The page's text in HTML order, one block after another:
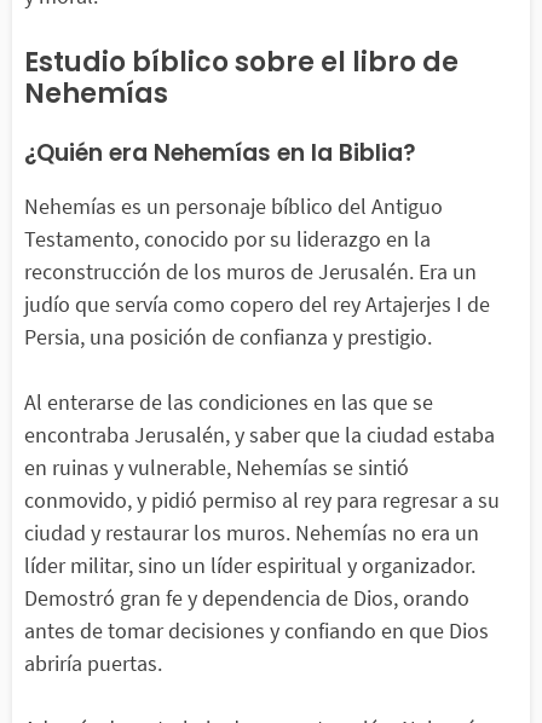
Estudio bíblico sobre el libro de
Nehemías
¿Quién era Nehemías en la Biblia?
Nehemías es un personaje bíblico del Antiguo
Testamento, conocido por su liderazgo en la
reconstrucción de los muros de Jerusalén. Era un
judío que servía como copero del rey Artajerjes I de
Persia, una posición de confianza y prestigio.
Al enterarse de las condiciones en las que se
encontraba Jerusalén, y saber que la ciudad estaba
en ruinas y vulnerable, Nehemías se sintió
conmovido, y pidió permiso al rey para regresar a su
ciudad y restaurar los muros. Nehemías no era un
líder militar, sino un líder espiritual y organizador.
Demostró gran fe y dependencia de Dios, orando
antes de tomar decisiones y confiando en que Dios
abriría puertas.